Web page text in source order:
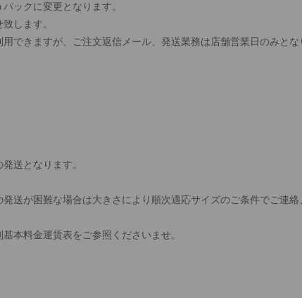
ックに変更となります。
します。
用できますが、ご注文返信メール、発送業務は店舗営業日のみと
送となります。
発送が困難な場合は大きさにより順次適応サイズのご条件でご連
本料金運賃表をご参照くださいませ。